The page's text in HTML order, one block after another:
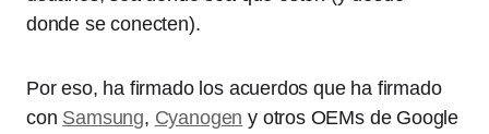
donde se conecten).
Por eso, ha firmado los acuerdos que ha firmado
con Samsung, Cyanogen y otros OEMs de Google